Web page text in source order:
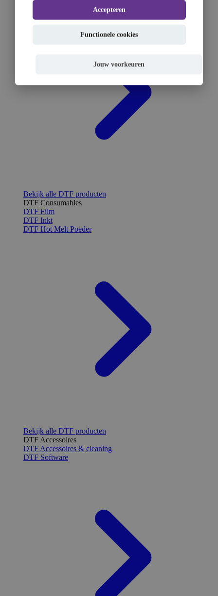
Bekijk alle DTF producten
DTF Consumables
DTF Film
DTF Inkt
DTF Hot Melt Poeder
Bekijk alle DTF producten
DTF Accessoires
DTF Accessoires & cleaning
DTF Software
Accepteren
Functionele cookies
Jouw voorkeuren